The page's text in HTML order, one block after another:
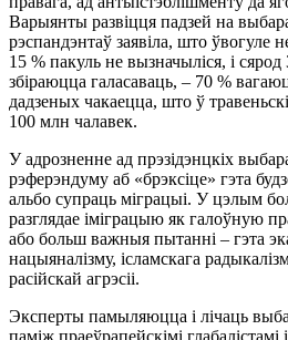
Варыянты развіцця падзей на
рэспандэнтаў заявіла, што ўвогуле
15 % пакуль не вызначыліся, і сярод
збіраюцца галасаваць, – 70 %
дадзеных чакаецца, што ў
100 млн чалавек.
У адрозненне ад прэзідэнцкіх
рэферэндуму аб «брэксіце» гэта
альбо супраць міграцыі. У цэлым
разглядае іміграцыю як галоўную
або больш важныя пытанні – гэта
нацыяналізму, ісламскага
расійскай агрэсіі.
Эксперты памыляюцца і лічаць
паміж праеўрапейскімі глабалістамі